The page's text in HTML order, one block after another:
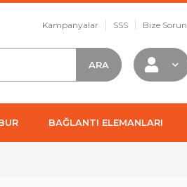
Kampanyalar SSS Bize Sorun
BAĞLANTI ELEMANLARI